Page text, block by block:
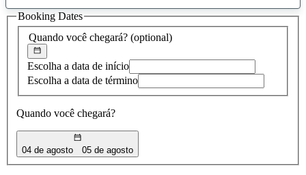
sugestão
encontrada
Quando você chegará? (optional)
Escolha a data de início
Escolha a data de término
Quando você chegará?
04 de agosto 05 de agosto
Booking Dates